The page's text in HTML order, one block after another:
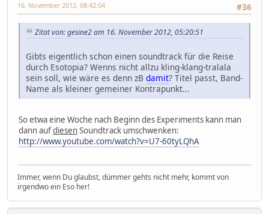
#36
16. November 2012, 08:42:04
Zitat von: gesine2 am 16. November 2012, 05:20:51
Gibts eigentlich schon einen soundtrack für die Reise
durch Esotopia? Wenns nicht allzu kling-klang-tralala
sein soll, wie wäre es denn zB damit? Titel passt, Band-
Name als kleiner gemeiner Kontrapunkt...
So etwa eine Woche nach Beginn des Experiments kann man
dann aufdiesenSoundtrack umschwenken:
http://www.youtube.com/watch?v=U7-60tyLQhA
Immer, wenn Du glaubst, dümmer gehts nicht mehr, kommt von
irgendwo ein Eso her!